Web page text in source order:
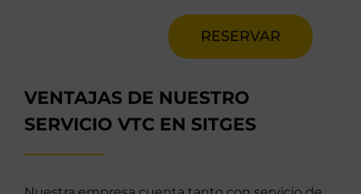
RESERVAR
VENTAJAS DE NUESTRO
SERVICIO VTC EN SITGES